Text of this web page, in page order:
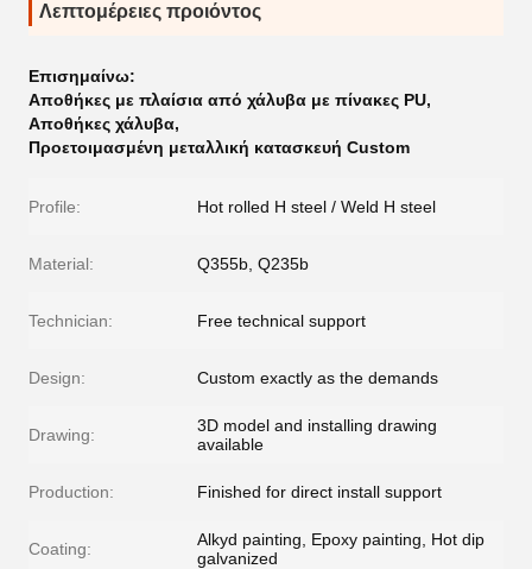
Λεπτομέρειες προιόντος
Επισημαίνω:
Αποθήκες με πλαίσια από χάλυβα με πίνακες PU,
Αποθήκες χάλυβα,
Προετοιμασμένη μεταλλική κατασκευή Custom
Profile: Hot rolled H steel / Weld H steel
Material: Q355b, Q235b
Technician: Free technical support
Design: Custom exactly as the demands
Drawing:
3D model and installing drawing
available
Production: Finished for direct install support
Coating:
Alkyd painting, Epoxy painting, Hot dip
galvanized